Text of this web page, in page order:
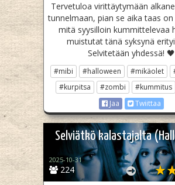
Tervetuloa virittäytymään
tunnelmaan, pian se aika taas
mitä syysilloin kummittelevaa
muistutat tänä syksynä
Selvitetään yhdessä! 🖤
#mibi #halloween #mikäolet
#kurpitsa
#zombi #kummitus
Jaa
Twiittaa
Selviätkö kalastajalta
224
2025-10-31